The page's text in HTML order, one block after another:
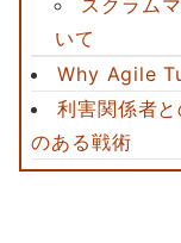
いて
Why Agile
利害関係者
のある戦術